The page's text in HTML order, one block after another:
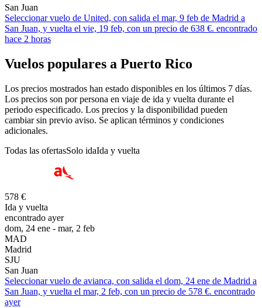
San Juan
Seleccionar vuelo de United, con salida el mar, 9 feb de Madrid a
San Juan, y vuelta el vie, 19 feb, con un precio de 638 €. encontrado
hace 2 horas
Vuelos populares a Puerto Rico
Los precios mostrados han estado disponibles en los últimos 7 días.
Los precios son por persona en viaje de ida y vuelta durante el
periodo especificado. Los precios y la disponibilidad pueden
cambiar sin previo aviso. Se aplican términos y condiciones
adicionales.
Todas las ofertasSolo idaIda y vuelta
578 €
Ida y vuelta
encontrado ayer
dom, 24 ene - mar, 2 feb
MAD
Madrid
SJU
San Juan
Seleccionar vuelo de avianca, con salida el dom, 24 ene de Madrid a
San Juan, y vuelta el mar, 2 feb, con un precio de 578 €. encontrado
ayer